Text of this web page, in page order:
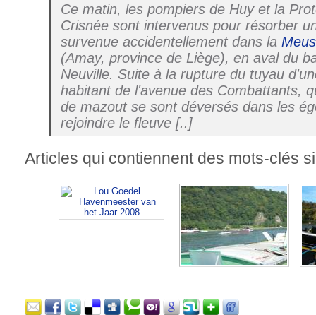
Ce matin, les pompiers de Huy et la
Crisnée sont intervenus pour résorber
survenue accidentellement dans la
(Amay, province de Liège), en aval du
Neuville. Suite à la rupture du tuyau
habitant de l'avenue des Combattants,
de mazout se sont déversés dans les
rejoindre le fleuve [..]
Articles qui contiennent des mots-clés